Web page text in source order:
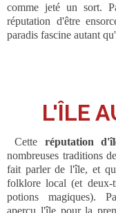
comme jeté un sort.
réputation d'être
paradis fascine autant
L'ÎLE
Cette réputation
nombreuses traditions
fait parler de l'île, et
folklore local (et deux-
potions magiques).
aperçu l'île pour la